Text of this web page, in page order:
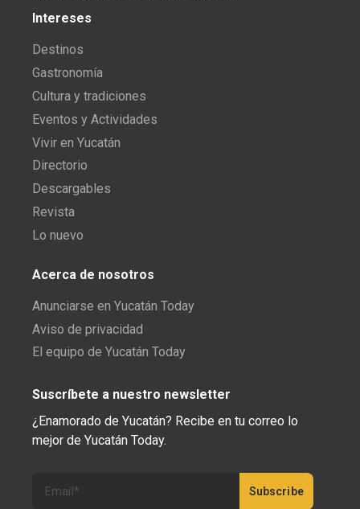
Intereses
Destinos
Gastronomía
Cultura y tradiciones
Eventos y Actividades
Vivir en Yucatán
Directorio
Descargables
Revista
Lo nuevo
Acerca de nosotros
Anunciarse en Yucatán Today
Aviso de privacidad
El equipo de Yucatán Today
Suscríbete a nuestro newsletter
¿Enamorado de Yucatán? Recibe en tu correo lo
mejor de Yucatán Today.